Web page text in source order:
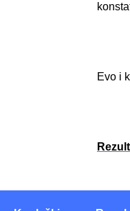
Evo i